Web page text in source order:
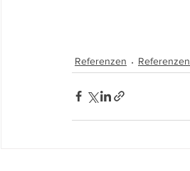
Referenzen